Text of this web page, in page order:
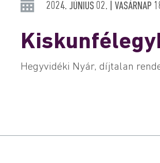
2024. JÚNIUS 02. | VASÁRNAP
Hegyvidéki Nyár, díjtalan